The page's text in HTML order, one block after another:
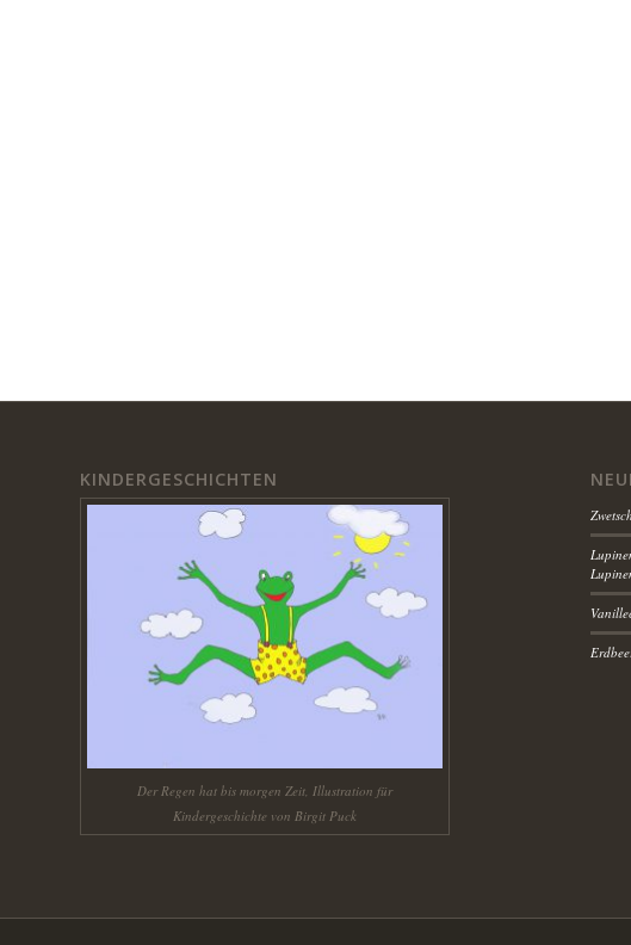
KINDERGESCHICHTEN
Der Regen hat bis morgen Zeit, Illustration für
Kindergeschichte von Birgit Puck